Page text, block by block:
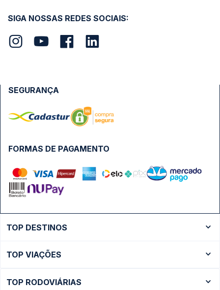
SIGA NOSSAS REDES SOCIAIS:
FORMAS DE PAGAMENTO
SEGURANÇA
TOP DESTINOS
Ônibus São Paulo
TOP VIAÇÕES
TOP RODOVIÁRIAS